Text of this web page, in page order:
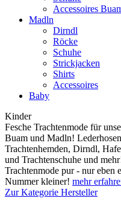
Accessoires
Madln
Dirndl
Röcke
Schuhe
Strickjacken
Shirts
Accessoires
Baby
Kinder
Fesche Trachtenmode für
Buam und Madln!
Trachtenhemden, Dirndl,
und Trachtenschuhe und
Trachtenmode pur - nur eben
Nummer kleiner! mehr
Zur Kategorie Hersteller